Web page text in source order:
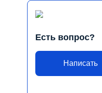
Есть вопрос?
Написать